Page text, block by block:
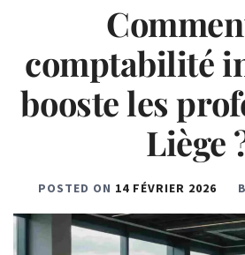
comptabilité
booste les
Liège
POSTED ON 14 FÉVRIER 2026